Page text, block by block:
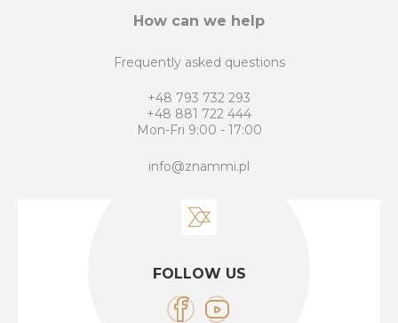
How can we help
Frequently asked questions
+48 793 732 293
+48 881 722 444
Mon-Fri 9:00 - 17:00
info@znammi.pl
FOLLOW US